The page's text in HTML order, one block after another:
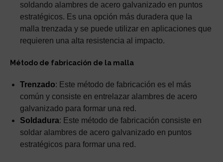
soldando alambres de acero galvanizado en puntos
estratégicos. Es una opción más duradera que la
malla trenzada y se puede utilizar en aplicaciones que
requieren una alta resistencia al impacto.
Método de fabricación de la malla
Trenzado: Este método de fabricación es el más
común y consiste en entrelazar alambres de acero
galvanizado para formar una red.
Soldadura: Este método de fabricación consiste en
soldar alambres de acero galvanizado en puntos
estratégicos para formar una red.